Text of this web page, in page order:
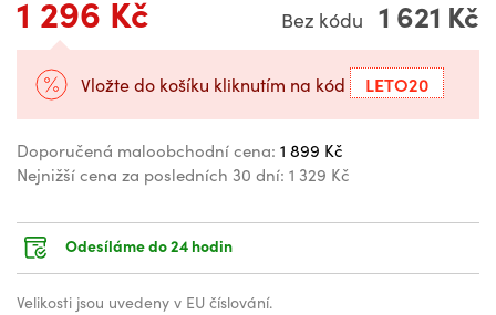
1 296 Kč Bez kódu 1 621 Kč
Vložte do košíku kliknutím na kód LETO20
Doporučená maloobchodní cena: 1 899 Kč
Nejnižší cena za posledních 30 dní: 1 329 Kč
Odesíláme do 24 hodin
Velikosti jsou uvedeny v EU číslování.